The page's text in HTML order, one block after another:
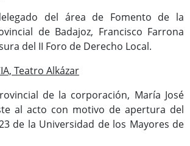
del área de Fomento de la
de Badajoz, Francisco Farrona
del II Foro de Derecho Local.
Teatro Alkázar
de la corporación, María José
al acto con motivo de apertura del
de la Universidad de los Mayores de